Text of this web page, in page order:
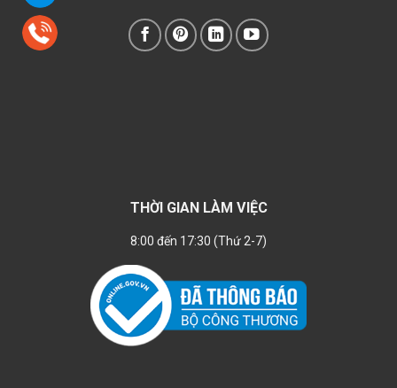
THỜI GIAN LÀM VIỆC
8:00 đến 17:30 (Thứ 2-7)